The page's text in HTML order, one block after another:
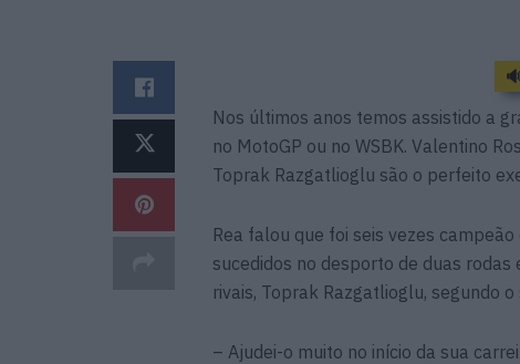
Nos últimos anos temos assistido a
no MotoGP ou no WSBK. Valentino
Toprak Razgatlioglu são o perfeito
Rea falou que foi seis vezes
sucedidos no desporto de duas
rivais, Toprak Razgatlioglu, segundo o
– Ajudei-o muito no início da sua